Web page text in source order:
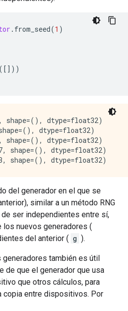
. from_seed(1 )
([]))
shape=(), dtype=float32)
dtype=float32)
shape=(), dtype=float32)
shape=(), dtype=float32)
del generador en el que se
similar a un método RNG
de ser independientes entre sí,
los nuevos generadores (
del anterior ( g ).
generadores también es útil
de que el generador que usa
que otros cálculos, para
copia entre dispositivos. Por